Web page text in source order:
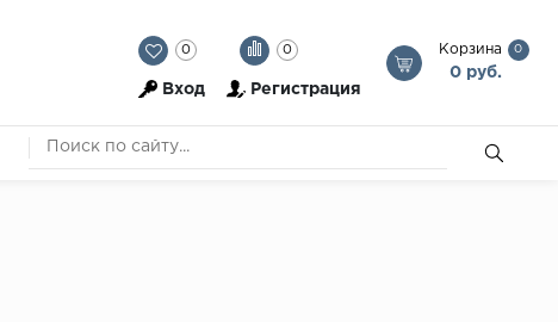
0 0
Вход Регистрация
Корзина 0
0 руб.